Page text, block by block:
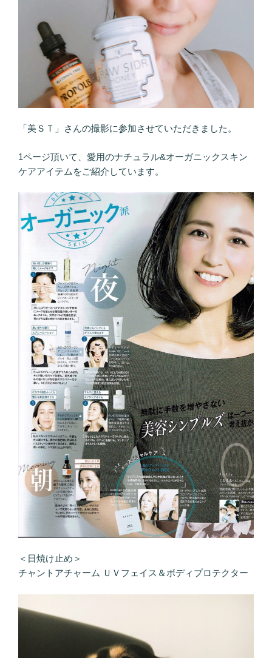
「美ＳＴ」さんの撮影に参加させていただきました。
1ページ頂いて、愛用のナチュラル&オーガニックスキン
ケアアイテムをご紹介しています。
＜日焼け止め＞
チャントアチャーム ＵＶフェイス＆ボディプロテクター